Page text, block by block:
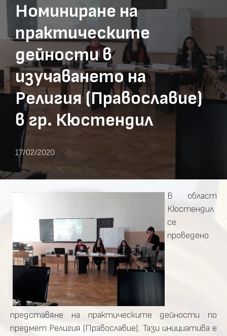
Номиниране на
практическите
дейности в
изучаването на
Религия (Православие)
в гр. Кюстендил
17/02/2020
В област
Кюстендил
се
проведено
представяне на практическите дейности по
предмет Религия (Православие). Тази инициатива е